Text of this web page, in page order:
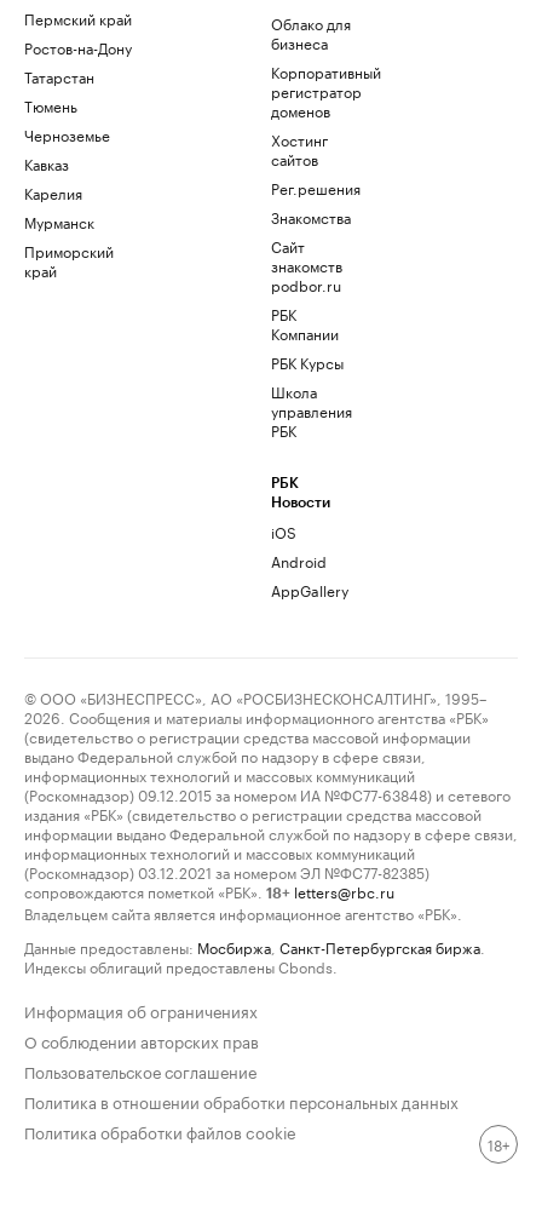
Пермский край
Ростов-на-Дону
Татарстан
Тюмень
Черноземье
Кавказ
Карелия
Мурманск
Приморский
край
Облако для
бизнеса
Корпоративный
регистратор
доменов
Хостинг
сайтов
Рег.решения
Знакомства
Сайт
знакомств
podbor.ru
РБК
Компании
РБК Курсы
Школа
управления
РБК
РБК
Новости
iOS
Android
AppGallery
© ООО «БИЗНЕСПРЕСС», АО «РОСБИЗНЕСКОНСАЛТИНГ», 1995–
2026. Сообщения и материалы информационного агентства «РБК»
(свидетельство о регистрации средства массовой информации
выдано Федеральной службой по надзору в сфере связи,
информационных технологий и массовых коммуникаций
(Роскомнадзор) 09.12.2015 за номером ИА №ФС77-63848) и сетевого
издания «РБК» (свидетельство о регистрации средства массовой
информации выдано Федеральной службой по надзору в сфере связи,
информационных технологий и массовых коммуникаций
(Роскомнадзор) 03.12.2021 за номером ЭЛ №ФС77-82385)
сопровождаются пометкой «РБК».
18+ letters@rbc.ru
Владельцем сайта является информационное агентство «РБК».
Данные предоставлены: Мосбиржа Санкт-Петербургская биржа
Индексы облигаций предоставлены Cbonds.
Информация об ограничениях
О соблюдении авторских прав
Пользовательское соглашение
Политика в отношении обработки персональных данных
Политика обработки файлов cookie
18+